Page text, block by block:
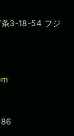
3-18-54 フジ